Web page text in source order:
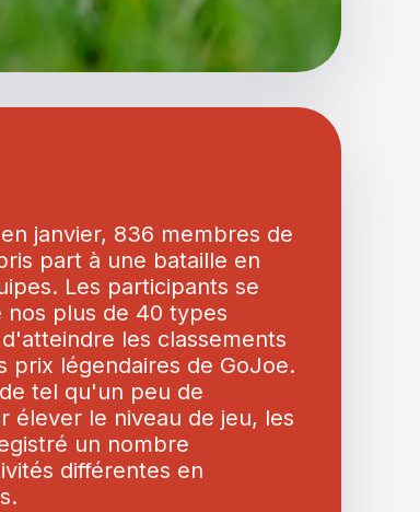
janvier, 836 membres de
part à une bataille en
Les participants se
plus de 40 types
les classements
légendaires de GoJoe.
tel qu'un peu de
élever le niveau de jeu, les
un nombre
différentes en